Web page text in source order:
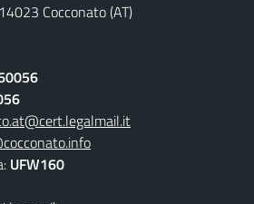
Cocconato (AT)
UFW160